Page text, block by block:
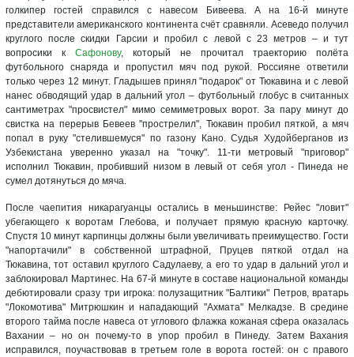
голкипер гостей справился с навесом Бивеева. А на 16-й минуте
представители американского континента счёт сравняли. Асеведо получил
круглого после скидки Гарсии и пробил с левой с 23 метров – и тут
вопросики к Сафонову, который не прочитал траекторию полёта
футбольного снаряда и пропустил мяч под рукой. Россияне ответили
только через 12 минут. Гладышев принял "подарок" от Тюкавина и с левой
нанес обводящий удар в дальний угол – футбольный глобус в считанных
сантиметрах "просвистел" мимо семиметровых ворот. За пару минут до
свистка на перерыв Бевеев "прострелил", Тюкавин пробил пяткой, а мяч
попал в руку "стелившемуся" по газону Кано. Судья Худойберганов из
Узбекистана уверенно указал на "точку". 11-ти метровый "приговор"
исполнил Тюкавин, пробивший низом в левый от себя угол - Пинеда не
сумел дотянуться до мяча.
После чаепития никарагуанцы остались в меньшинстве: Рейес "ловит"
убегающего к воротам Глебова, и получает прямую красную карточку.
Спустя 10 минут карпинцы должны были увеличивать преимущество. Гости
"напортачили" в собственной штрафной, Пруцев пяткой отдал на
Тюкавина, тот оставил круглого Садулаеву, а его то удар в дальний угол и
заблокировал Мартинес. На 67-й минуте в составе национальной команды
дебютировали сразу три игрока: полузащитник "Балтики" Петров, вратарь
"Локомотива" Митрюшкин и нападающий "Ахмата" Мелкадзе. В средине
второго тайма после навеса от углового флажка кожаная сфера оказалась
Вахании – но он почему-то в упор пробил в Пинеду. Затем Вахания
исправился, поучаствовав в третьем голе в ворота гостей: он с правого